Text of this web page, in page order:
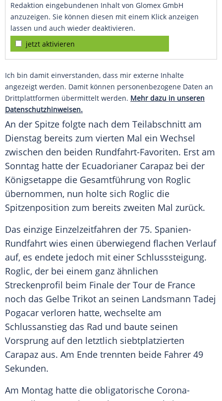
Redaktion eingebundenen Inhalt von Glomex GmbH
anzuzeigen. Sie können diesen mit einem Klick anzeigen
lassen und auch wieder deaktivieren.
jetzt aktivieren
Ich bin damit einverstanden, dass mir externe Inhalte
angezeigt werden. Damit können personenbezogene Daten an
Drittplattformen übermittelt werden. Mehr dazu in unseren
Datenschutzhinweisen.
An der Spitze folgte nach dem Teilabschnitt am
Dienstag bereits zum vierten Mal ein Wechsel
zwischen den beiden Rundfahrt-Favoriten. Erst am
Sonntag hatte der Ecuadorianer Carapaz bei der
Königsetappe die Gesamtführung von Roglic
übernommen, nun holte sich Roglic die
Spitzenposition zum bereits zweiten Mal zurück.
Das einzige Einzelzeitfahren der 75. Spanien-
Rundfahrt wies einen überwiegend flachen Verlauf
auf, es endete jedoch mit einer Schlusssteigung.
Roglic, der bei einem ganz ähnlichen
Streckenprofil beim Finale der Tour de France
noch das Gelbe Trikot an seinen Landsmann Tadej
Pogacar verloren hatte, wechselte am
Schlussanstieg das Rad und baute seinen
Vorsprung auf den letztlich siebtplatzierten
Carapaz aus. Am Ende trennten beide Fahrer 49
Sekunden.
Am Montag hatte die obligatorische Corona-